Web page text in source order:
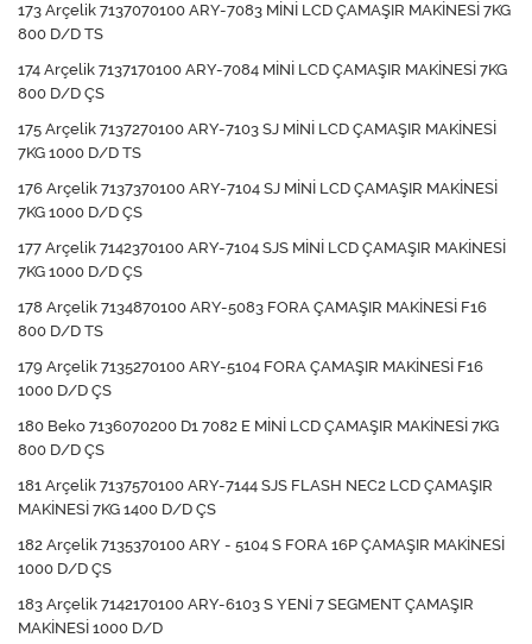
173 Arçelik 7137070100 ARY-7083 MİNİ LCD ÇAMAŞIR MAKİNESİ 7KG
800 D/D TS
174 Arçelik 7137170100 ARY-7084 MİNİ LCD ÇAMAŞIR MAKİNESİ 7KG
800 D/D ÇS
175 Arçelik 7137270100 ARY-7103 SJ MİNİ LCD ÇAMAŞIR MAKİNESİ
7KG 1000 D/D TS
176 Arçelik 7137370100 ARY-7104 SJ MİNİ LCD ÇAMAŞIR MAKİNESİ
7KG 1000 D/D ÇS
177 Arçelik 7142370100 ARY-7104 SJS MİNİ LCD ÇAMAŞIR MAKİNESİ
7KG 1000 D/D ÇS
178 Arçelik 7134870100 ARY-5083 FORA ÇAMAŞIR MAKİNESİ F16
800 D/D TS
179 Arçelik 7135270100 ARY-5104 FORA ÇAMAŞIR MAKİNESİ F16
1000 D/D ÇS
180 Beko 7136070200 D1 7082 E MİNİ LCD ÇAMAŞIR MAKİNESİ 7KG
800 D/D ÇS
181 Arçelik 7137570100 ARY-7144 SJS FLASH NEC2 LCD ÇAMAŞIR
MAKİNESİ 7KG 1400 D/D ÇS
182 Arçelik 7135370100 ARY - 5104 S FORA 16P ÇAMAŞIR MAKİNESİ
1000 D/D ÇS
183 Arçelik 7142170100 ARY-6103 S YENİ 7 SEGMENT ÇAMAŞIR
MAKİNESİ 1000 D/D